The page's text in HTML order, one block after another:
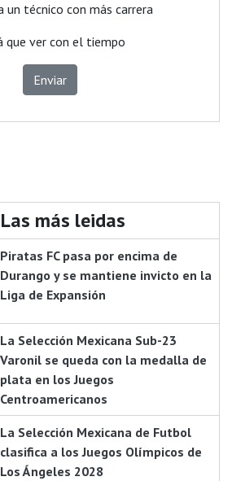
un técnico con más carrera
que ver con el tiempo
Enviar
Las más leidas
Piratas FC pasa por encima de
Durango y se mantiene invicto en la
Liga de Expansión
La Selección Mexicana Sub-23
Varonil se queda con la medalla de
plata en los Juegos
Centroamericanos
La Selección Mexicana de Futbol
clasifica a los Juegos Olímpicos de
Los Ángeles 2028